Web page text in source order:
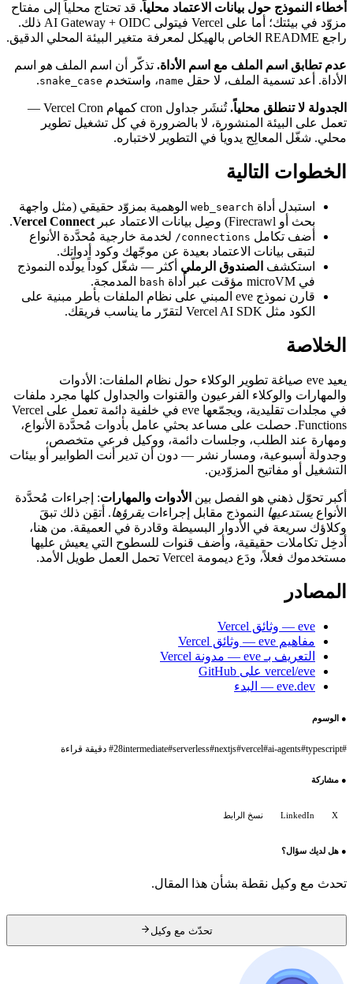
أخطاء النموذج حول بيانات الاعتماد محلياً.قد تحتاج محلياً إلى مفتاح
مزوّد في بيئتك؛ أما على Vercel فيتولى AI Gateway + OIDC ذلك.
راجع README الخاص بالهيكل لمعرفة متغير البيئة المحلي الدقيق.
عدم تطابق اسم الملف مع اسم الأداة.تذكّر أن اسم الملف هواسم
الأداة. أعد تسمية الملف، لا حقل name، واستخدمsnake_case
.
الجدولة لا تنطلق محلياً.
تُنشَر جداول cron كمهام Vercel Cron —
تعمل على البيئة المنشورة، لا بالضرورة في كل تشغيل تطوير
محلي. شغّل المعالِج يدوياً في التطوير لاختباره.
الخطوات التالية
استبدل أداةweb_searchالوهمية بمزوّد حقيقي (مثل واجهة
بحث أو Firecrawl) وصِل بيانات الاعتماد عبر
Vercel Connect
.
أضف تكامل connections/ لخدمة خارجية مُحدَّدة الأنواع
لتبقى بيانات الاعتماد بعيدة عن موجّهك وكود أدواتك.
استكشف الصندوق الرملي أكثر — شغّل كوداً يولّده النموذج
في microVM مؤقت عبر أداة
bashالمدمجة.
قارن نموذج eve المبني على نظام الملفات بأطر مبنية على
الكود مثل Vercel AI SDK لتقرّر ما يناسب فريقك.
الخلاصة
يعيد eve صياغة تطوير الوكلاء حول نظام الملفات: الأدوات
والمهارات والوكلاء الفرعيون والقنوات والجداول كلها مجرد ملفات
في مجلدات تقليدية، ويجمّعها eve في خلفية دائمة تعمل على Vercel
Functions. حصلت على مساعد بحثي عامل بأدوات مُحدَّدة الأنواع،
ومهارة عند الطلب، وجلسات دائمة، ووكيل فرعي متخصص،
وجدولة أسبوعية، ومسار نشر — دون أن تدير أنت الطوابير أو بيئات
التشغيل أو مفاتيح المزوّدين.
أكبر تحوّل ذهني هو الفصل بينالأدوات والمهارات: إجراءات مُحدَّدة
الأنواعيستدعيهاالنموذج مقابل إجراءاتيقرؤها. أتقِن ذلك تبقَ
وكلاؤك سريعة في الأدوار البسيطة وقادرة في العميقة. من هنا،
أدخِل تكاملات حقيقية، وأضف قنوات للسطوح التي يعيش عليها
مستخدموك فعلاً، ودَع ديمومة Vercel تحمل العمل طويل الأمد.
المصادر
eve — وثائق Vercel
مفاهيم eve — وثائق Vercel
التعريف بـ eve — مدونة Vercel
vercel/eve على GitHub
eve.dev — البدء
●الوسوم
typescript
#
ai-agents
#
vercel
#
nextjs
#
serverless
#
intermediate
#28 دقيقة قراءة
●مشاركة
LinkedIn نسخ الرابط
●هل لديك سؤال؟
تحدث مع وكيل نقطة بشأن هذا المقال.
تحدّث مع وكيل